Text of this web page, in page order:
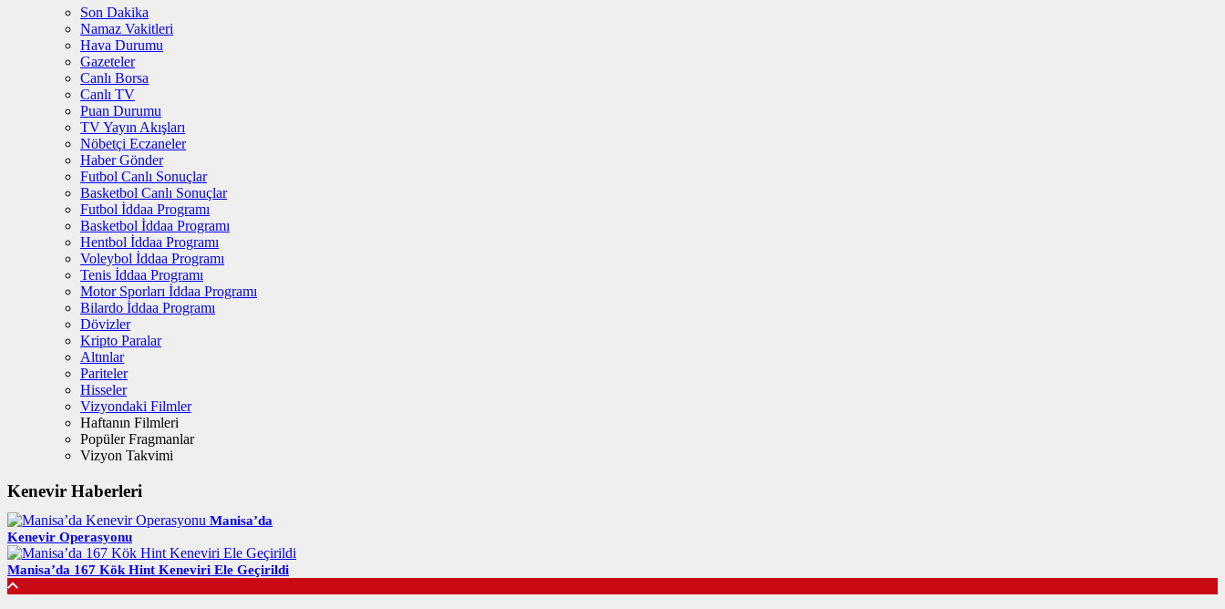
Son Dakika
Namaz Vakitleri
Hava Durumu
Gazeteler
Canlı Borsa
Canlı TV
Puan Durumu
TV Yayın Akışları
Nöbetçi Eczaneler
Haber Gönder
Futbol Canlı Sonuçlar
Basketbol Canlı Sonuçlar
Futbol İddaa Programı
Basketbol İddaa Programı
Hentbol İddaa Programı
Voleybol İddaa Programı
Tenis İddaa Programı
Motor Sporları İddaa Programı
Bilardo İddaa Programı
Dövizler
Kripto Paralar
Altınlar
Pariteler
Hisseler
Vizyondaki Filmler
Haftanın Filmleri
Popüler Fragmanlar
Vizyon Takvimi
Kenevir Haberleri
Manisa’da
Kenevir Operasyonu
Manisa’da 167 Kök Hint Keneviri Ele Geçirildi